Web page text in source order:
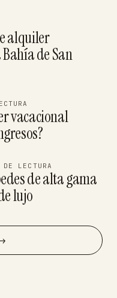
alquiler
de San
vacacional
LECTURA
de alta gama
lujo